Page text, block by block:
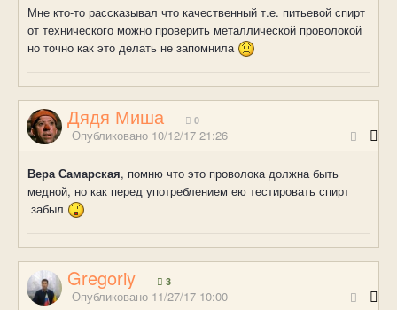
Мне кто-то рассказывал что качественный т.е. питьевой спирт
от технического можно проверить металлической проволокой
но точно как это делать не запомнила
Дядя Миша 0
Опубликовано 10/12/17 21:26
Вера Самарская, помню что это проволока должна быть
медной, но как перед употреблением ею тестировать спирт
забыл
Gregoriy 3
Опубликовано 11/27/17 10:00